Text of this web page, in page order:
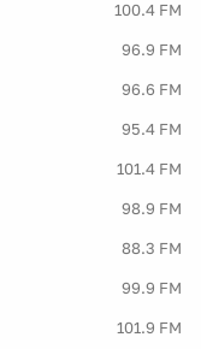
100.4 FM
96.9 FM
96.6 FM
95.4 FM
101.4 FM
98.9 FM
88.3 FM
99.9 FM
101.9 FM